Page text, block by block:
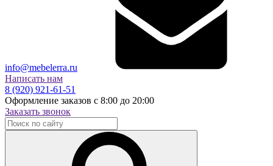
info@mebelerra.ru
Написать нам
8 (920) 921-61-51
Оформление заказов с 8:00 до 20:00
Заказать звонок